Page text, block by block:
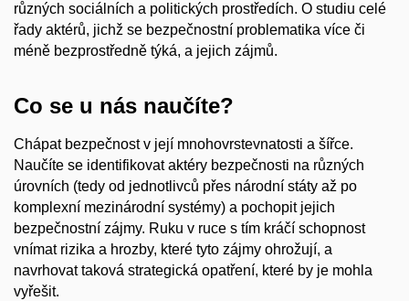
různých sociálních a politických prostředích. O studiu celé
řady aktérů, jichž se bezpečnostní problematika více či
méně bezprostředně týká, a jejich zájmů.
Co se u nás naučíte?
Chápat bezpečnost v její mnohovrstevnatosti a šířce.
Naučíte se identifikovat aktéry bezpečnosti na různých
úrovních (tedy od jednotlivců přes národní státy až po
komplexní mezinárodní systémy) a pochopit jejich
bezpečnostní zájmy. Ruku v ruce s tím kráčí schopnost
vnímat rizika a hrozby, které tyto zájmy ohrožují, a
navrhovat taková strategická opatření, které by je mohla
vyřešit.